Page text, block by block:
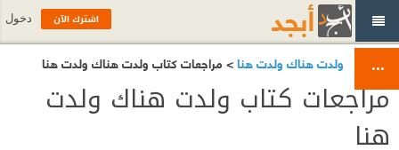
ولدت هناك ولدت هنا> مراجعات كتاب ولدت هناك ولدت هنا
مراجعات كتاب ولدت هناك ولدت
هنا
اشترك الآن دخول